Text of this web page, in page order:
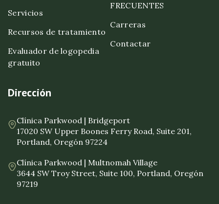
Servicios
Recursos de tratamiento
Evaluador de logopedia
gratuito
FRECUENTES
Carreras
Contactar
Dirección
Clínica Parkwood | Bridgeport
17020 SW Upper Boones Ferry Road, Suite 201,
Portland, Oregón 97224
Clínica Parkwood | Multnomah Village
3644 SW Troy Street, Suite 100, Portland, Oregón
97219